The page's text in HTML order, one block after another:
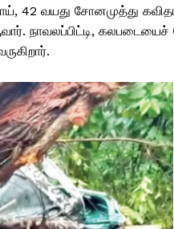
42 வயது சோனமுத்து
நாவலப்பிட்டி, கலபடையைச்